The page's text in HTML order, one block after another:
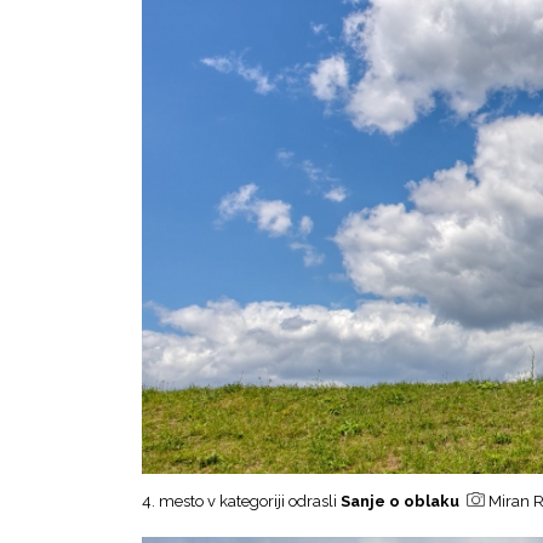
4. mesto v kategoriji odrasli Sanje o oblaku Miran